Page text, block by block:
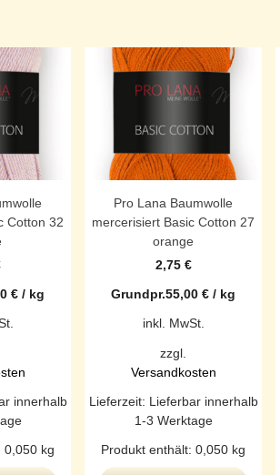
Cotton 32
€ / kg
innerhalb
0,050 kg
Pro Lana Baumwolle
mercerisiert Basic Cotton 27
orange
2,75 €
Grundpr.55,00 € / kg
inkl. MwSt.
zzgl.
Versandkosten
Lieferzeit: Lieferbar innerhalb
1-3 Werktage
Produkt enthält: 0,050 kg